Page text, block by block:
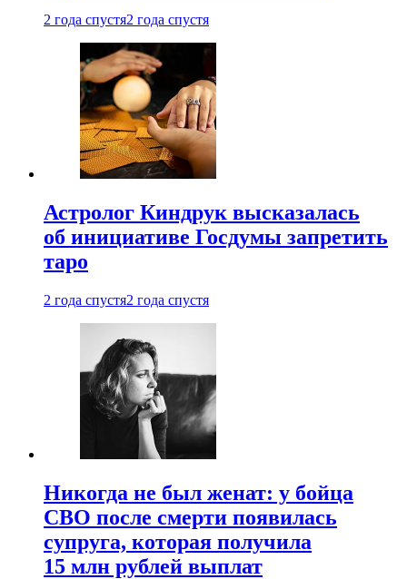
2 года спустя2 года спустя
Астролог Киндрук высказалась
об инициативе Госдумы запретить
таро
2 года спустя2 года спустя
Никогда не был женат: у бойца
СВО после смерти появилась
супруга, которая получила
15 млн рублей выплат